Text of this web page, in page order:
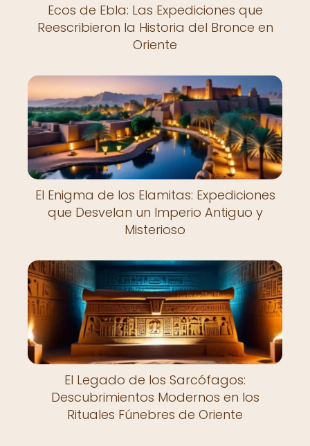
Ecos de Ebla: Las Expediciones que
Reescribieron la Historia del Bronce en
Oriente
El Enigma de los Elamitas: Expediciones
que Desvelan un Imperio Antiguo y
Misterioso
El Legado de los Sarcófagos:
Descubrimientos Modernos en los
Rituales Fúnebres de Oriente